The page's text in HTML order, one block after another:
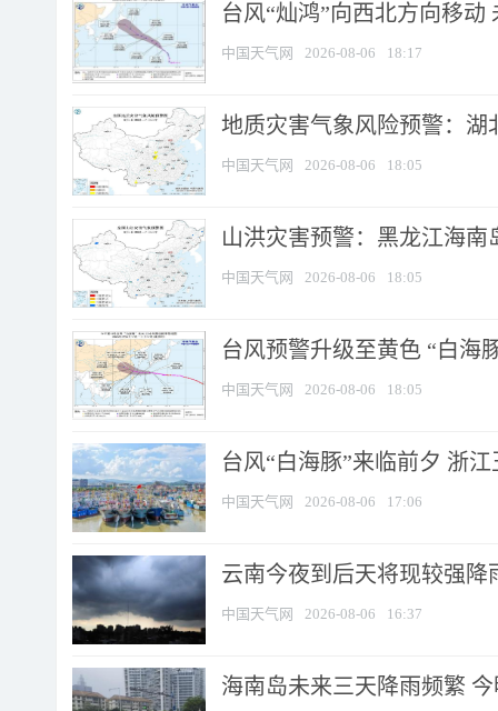
台风“灿鸿”向西北方向移动
中国天气网 2026-08-06 18:17
地质灾害气象风险预警：湖
中国天气网 2026-08-06 18:05
山洪灾害预警：黑龙江海
中国天气网 2026-08-06 18:05
台风预警升级至黄色 “白海
中国天气网 2026-08-06 18:05
台风“白海豚”来临前夕 浙
中国天气网 2026-08-06 17:06
云南今夜到后天将现较强降
中国天气网 2026-08-06 16:37
海南岛未来三天降雨频繁